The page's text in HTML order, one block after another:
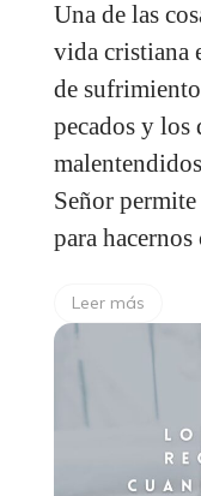
Una de las
vida cristiana
de
pecados y los
Señor
para hacernos
Leer más